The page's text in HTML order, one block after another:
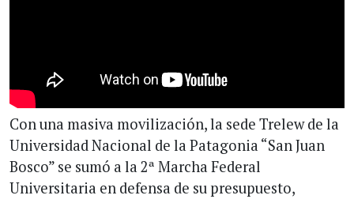
Con una masiva movilización, la sede Trelew de la
Universidad Nacional de la Patagonia “San Juan
Bosco” se sumó a la 2ª Marcha Federal
Universitaria en defensa de su presupuesto,